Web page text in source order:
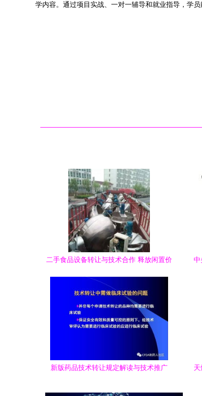
学内容。通过项目实战、一对一辅导和就业指导，学
二手食品设备转让与技术合作 释放闲置价
中
新版药品技术转让规定解读与技术推广